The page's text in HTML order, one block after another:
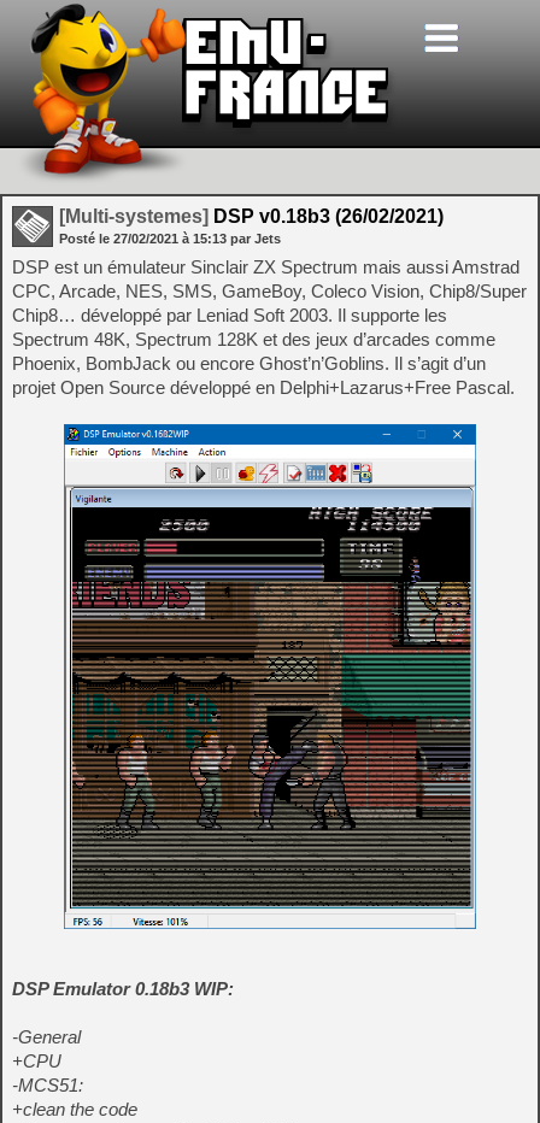
[Multi-systemes] DSP v0.18b3 (26/02/2021)
Posté le 27/02/2021 à 15:13 par Jets
DSP est un émulateur Sinclair ZX Spectrum mais aussi Amstrad
CPC, Arcade, NES, SMS, GameBoy, Coleco Vision, Chip8/Super
Chip8… développé par Leniad Soft 2003. Il supporte les
Spectrum 48K, Spectrum 128K et des jeux d’arcades comme
Phoenix, BombJack ou encore Ghost’n’Goblins. Il s’agit d’un
projet Open Source développé en Delphi+Lazarus+Free Pascal.
DSP Emulator 0.18b3 WIP:
-General
+CPU
-MCS51:
+clean the code